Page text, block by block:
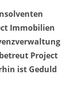
Immobilien
Project
ist Geduld